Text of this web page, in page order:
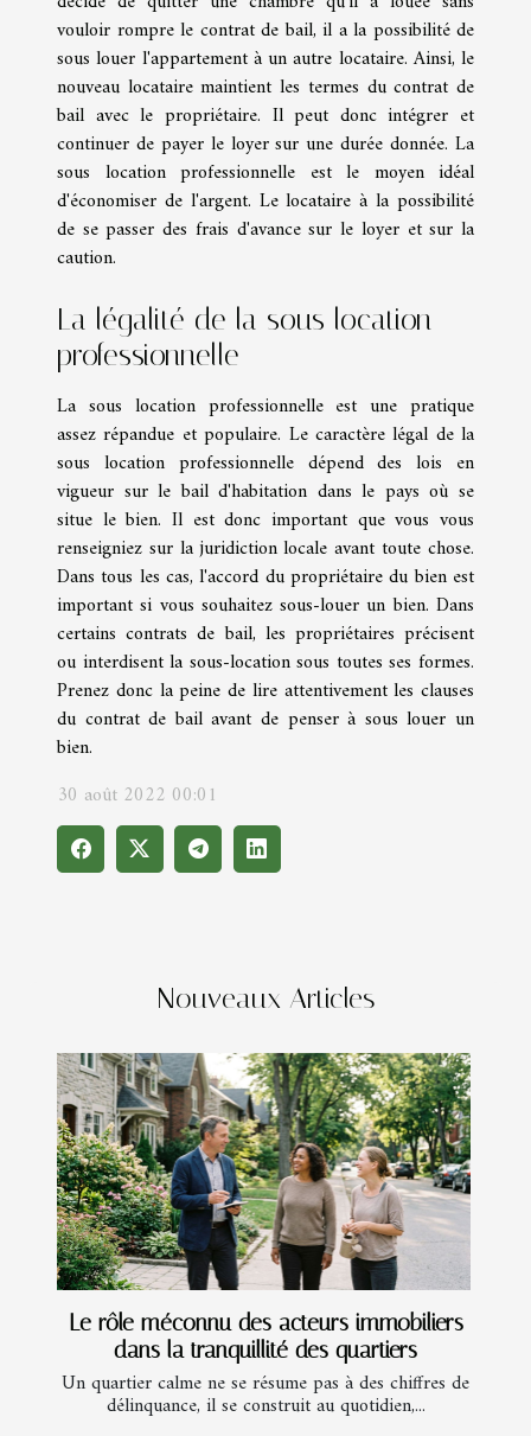
vouloir rompre le contrat de bail, il a la possibilité de
sous louer l'appartement à un autre locataire. Ainsi, le
nouveau locataire maintient les termes du contrat de
bail avec le propriétaire. Il peut donc intégrer et
continuer de payer le loyer sur une durée donnée. La
sous location professionnelle est le moyen idéal
d'économiser de l'argent. Le locataire à la possibilité
de se passer des frais d'avance sur le loyer et sur la
caution.
La légalité de la sous location
professionnelle
La sous location professionnelle est une pratique
assez répandue et populaire. Le caractère légal de la
sous location professionnelle dépend des lois en
vigueur sur le bail d'habitation dans le pays où se
situe le bien. Il est donc important que vous vous
renseigniez sur la juridiction locale avant toute chose.
Dans tous les cas, l'accord du propriétaire du bien est
important si vous souhaitez sous-louer un bien. Dans
certains contrats de bail, les propriétaires précisent
ou interdisent la sous-location sous toutes ses formes.
Prenez donc la peine de lire attentivement les clauses
du contrat de bail avant de penser à sous louer un
bien.
30 août 2022 00:01
Nouveaux Articles
Le rôle méconnu des acteurs immobiliers
dans la tranquillité des quartiers
Un quartier calme ne se résume pas à des chiffres de
délinquance, il se construit au quotidien,...